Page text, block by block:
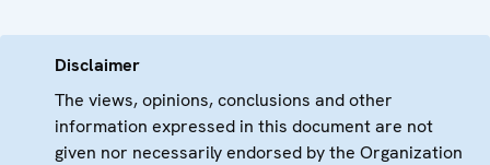
Disclaimer
The views, opinions, conclusions and other
information expressed in this document are not
given nor necessarily endorsed by the Organization